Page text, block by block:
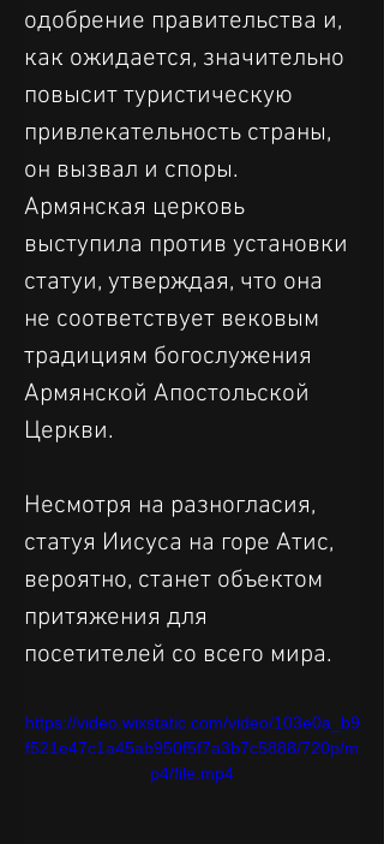
одобрение правительства и,
как ожидается, значительно
повысит туристическую
привлекательность страны,
он вызвал и споры.
Армянская церковь
выступила против установки
статуи, утверждая, что она
не соответствует вековым
традициям богослужения
Армянской Апостольской
Церкви.
Несмотря на разногласия,
статуя Иисуса на горе Атис,
вероятно, станет объектом
притяжения для
посетителей со всего мира.
https://video.wixstatic.com/video/103e0a_b9
f521e47c1a45ab950f5f7a3b7c5888/720p/m
p4/file.mp4